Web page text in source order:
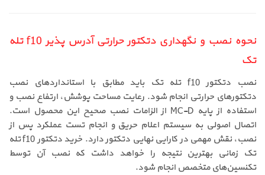
نحوه نصب و نگهداری دتکتور حرارتی آدرس پذیر f10 تله
تک
نصب دتکتور f10 تله تک باید مطابق با استانداردهای نصب
دتکتورهای حرارتی انجام شود. رعایت مساحت پوشش، ارتفاع نصب و
استفاده از پایه MC-D از الزامات نصب صحیح این محصول است.
اتصال اصولی به سیستم اعلام حریق و انجام تست عملکرد پس از
نصب، نقش مهمی در کارایی نهایی دتکتور دارد. خرید دتکتور f10 تله
تک زمانی بهترین نتیجه را خواهد داشت که نصب آن توسط
تکنسین‌های متخصص انجام شود.